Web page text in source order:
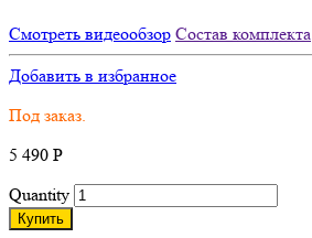
Смотреть видеообзор Состав комплекта
Добавить в избранное
Под заказ.
5 490 Р
Quantity
Купить